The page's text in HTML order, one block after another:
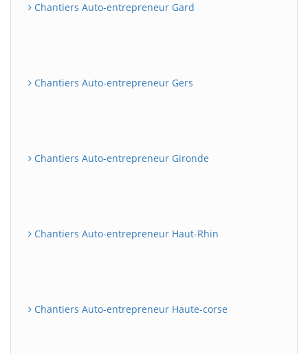
Chantiers Auto-entrepreneur Gard
Chantiers Auto-entrepreneur Gers
Chantiers Auto-entrepreneur Gironde
Chantiers Auto-entrepreneur Haut-Rhin
Chantiers Auto-entrepreneur Haute-corse